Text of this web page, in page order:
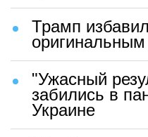
Трамп
"Ужасный
забились в
Украине